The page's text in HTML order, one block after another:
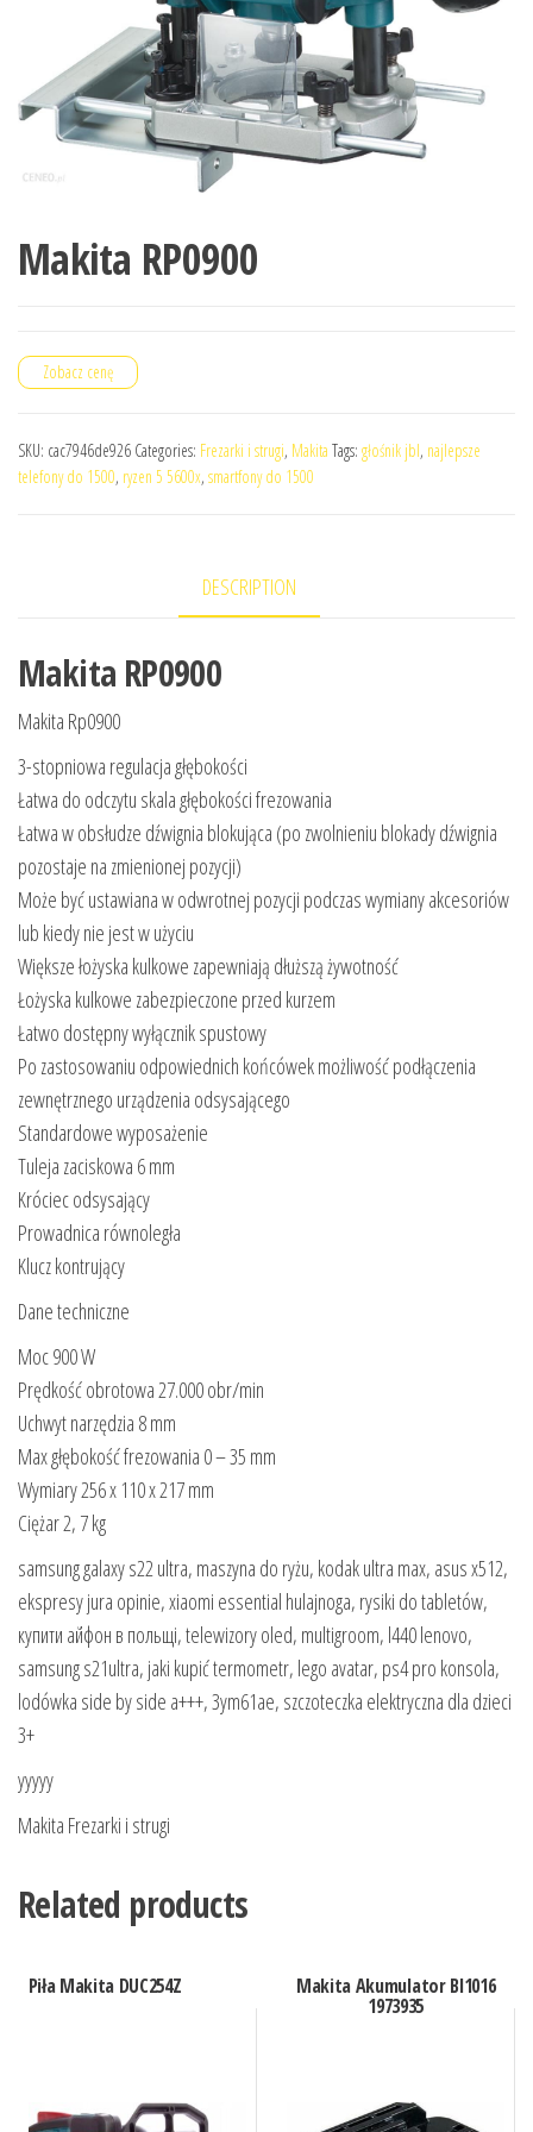
Makita RP0900
Zobacz cenę
SKU: cac7946de926 Categories: Frezarki i strugi, Makita Tags: głośnik jbl, najlepsze
telefony do 1500, ryzen 5 5600x, smartfony do 1500
DESCRIPTION
Makita RP0900
Makita Rp0900
3-stopniowa regulacja głębokości
Łatwa do odczytu skala głębokości frezowania
Łatwa w obsłudze dźwignia blokująca (po zwolnieniu blokady dźwignia
pozostaje na zmienionej pozycji)
Może być ustawiana w odwrotnej pozycji podczas wymiany akcesoriów
lub kiedy nie jest w użyciu
Większe łożyska kulkowe zapewniają dłuższą żywotność
Łożyska kulkowe zabezpieczone przed kurzem
Łatwo dostępny wyłącznik spustowy
Po zastosowaniu odpowiednich końcówek możliwość podłączenia
zewnętrznego urządzenia odsysającego
Standardowe wyposażenie
Tuleja zaciskowa 6 mm
Króciec odsysający
Prowadnica równoległa
Klucz kontrujący
Dane techniczne
Moc 900 W
Prędkość obrotowa 27.000 obr/min
Uchwyt narzędzia 8 mm
Max głębokość frezowania 0 – 35 mm
Wymiary 256 x 110 x 217 mm
Ciężar 2, 7 kg
samsung galaxy s22 ultra, maszyna do ryżu, kodak ultra max, asus x512,
ekspresy jura opinie, xiaomi essential hulajnoga, rysiki do tabletów,
купити айфон в польщі, telewizory oled, multigroom, l440 lenovo,
samsung s21ultra, jaki kupić termometr, lego avatar, ps4 pro konsola,
lodówka side by side a+++, 3ym61ae, szczoteczka elektryczna dla dzieci
3+
yyyyy
Makita Frezarki i strugi
Related products
Piła Makita DUC254Z Makita Akumulator Bl1016
1973935